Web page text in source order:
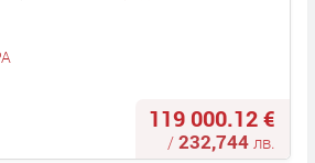
119 000.12 €
/232,744 лв.